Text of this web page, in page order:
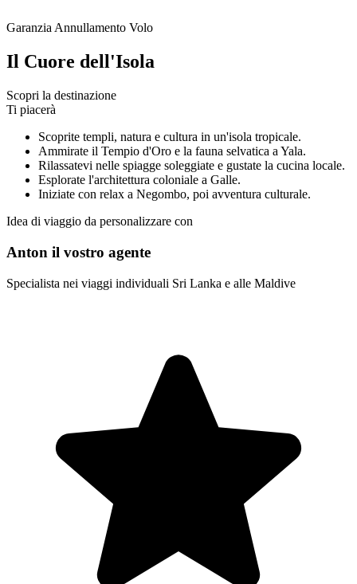
Garanzia Annullamento Volo
Il Cuore dell'Isola
Scopri la destinazione
Ti piacerà
Scoprite templi, natura e cultura in un'isola tropicale.
Ammirate il Tempio d'Oro e la fauna selvatica a Yala.
Rilassatevi nelle spiagge soleggiate e gustate la cucina locale.
Esplorate l'architettura coloniale a Galle.
Iniziate con relax a Negombo, poi avventura culturale.
Idea di viaggio da personalizzare con
Anton il vostro agente
Specialista nei viaggi individuali Sri Lanka e alle Maldive